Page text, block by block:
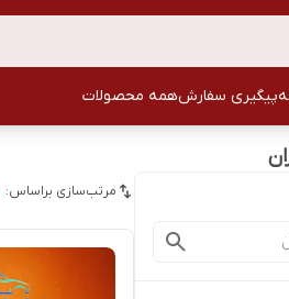
پیگیری سفارشهمه محصولات
مرتب‌سازی براساس: